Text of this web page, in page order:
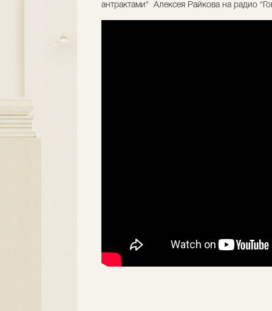
антрактами" Алексея Райкова на радио